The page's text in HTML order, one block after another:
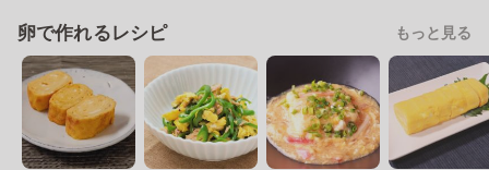
卵で作れるレシピ もっと見る